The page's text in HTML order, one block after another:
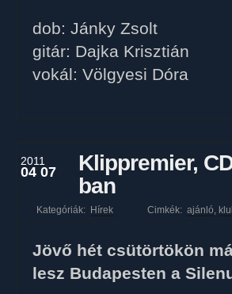
dob: Jánky Zsolt
gitár: Dajka Krisztián
vokál: Völgyesi Dóra
2011
04 07
Klippremier,
ban
Kategóriák: Hírek Cimkék: ajánló,
Jövő hét csütörtökön
lesz Budapesten a